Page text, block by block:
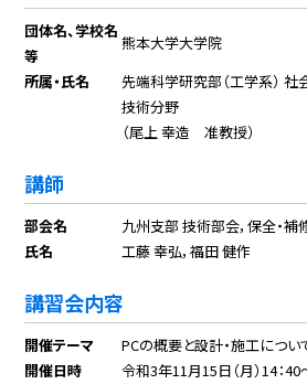
団体名、学校名
等
熊本大学大学院
所属・氏名
先端科学研究部（工学系）
技術分野
（尾上 幸造 准教授）
講師
部会名
九州支部 技術部会，保全・補
氏名
工藤 幸弘，福田 健作
講習会内容
開催テーマ
PCの概要と設計・施工につい
開催日時
令和3年11月15日（月）14：